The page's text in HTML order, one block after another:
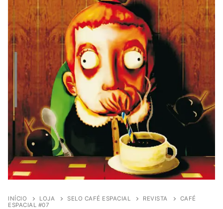
INÍCIO LOJA SELO CAFÉ ESPACIAL REVISTA
CAFÉ
ESPACIAL #07